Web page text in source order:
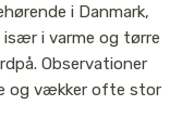
i Danmark,
i varme og tørre
Observationer
og vækker ofte stor